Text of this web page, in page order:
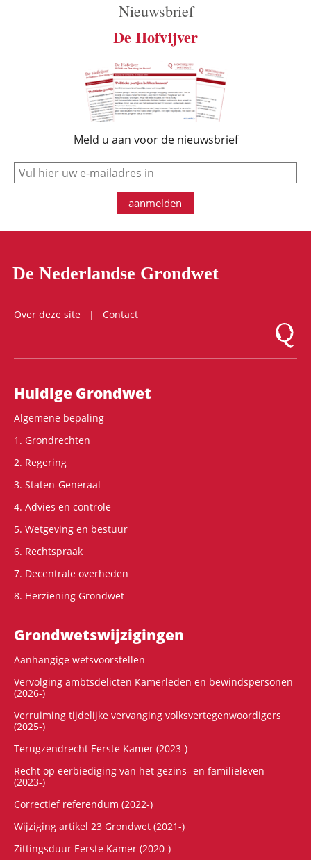
Nieuwsbrief
De Hofvijver
Meld u aan voor de nieuwsbrief
e-mail
aanmelden
De Nederlandse Grondwet
Over deze site
Contact
Logo
Hoofdnavigatie
Huidige Grondwet
Algemene bepaling
1. Grondrechten
2. Regering
3. Staten-Generaal
4. Advies en controle
5. Wetgeving en bestuur
6. Rechtspraak
7. Decentrale overheden
8. Herziening Grondwet
Grondwets­wijzigingen
Aanhangige wetsvoorstellen
Vervolging ambtsdelicten Kamerleden en bewindspersonen
(2026-)
Verruiming tijdelijke vervanging volksvertegenwoordigers
(2025-)
Terugzendrecht Eerste Kamer (2023-)
Recht op eerbiediging van het gezins- en familieleven
(2023-)
Correctief referendum (2022-)
Wijziging artikel 23 Grondwet (2021-)
Zittingsduur Eerste Kamer (2020-)